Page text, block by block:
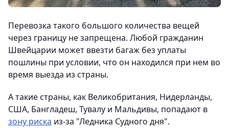
Перевозка такого большого количества вещей
через границу не запрещена. Любой гражданин
Швейцарии может ввезти багаж без уплаты
пошлины при условии, что он находился при нем во
время выезда из страны.
А такие страны, как Великобритания, Нидерланды,
США, Бангладеш, Тувалу и Мальдивы, попадают в
зону риска из-за "Ледника Судного дня".